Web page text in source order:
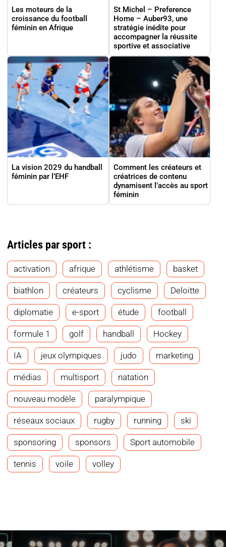
Les moteurs de la
croissance du football
féminin en Afrique
St Michel – Preference
Home – Auber93, une
stratégie inédite pour
accompagner la réussite
sportive et associative
La vision 2029 du handball
féminin par l’EHF
Comment les créateurs et
créatrices de contenu
dynamisent l’accès au sport
féminin
Articles par sport :
activation afrique athlétisme basket
biathlon créateurs cyclisme Deloitte
diplomatie e-sport étude football
formule 1 golf handball Hockey
IA jeux olympiques judo marketing
médias multisport natation
nouveau modèle paralympique
réseaux sociaux rugby running ski
sponsoring sponsors Sport automobile
tennis voile volley